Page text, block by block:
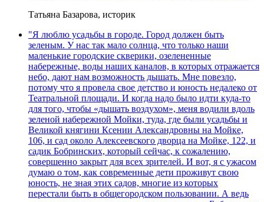
Татьяна Базарова, историк
"Я люблю усадьбы в городе. Город должен быть
зеленым. У нас так мало солнца, что только наши
маленькие городские скверики, озелененные
набережные, воды наших каналов, в которых отражается
небо, дают нам возможность дышать. Мне повезло,
потому что я провела свое детство и юность недалеко от
Театральной площади. И когда надо было идти куда-то
для того, чтобы «дышать воздухом», меня водили вдоль
зеленой набережной Мойки, туда, где были усадьбы и
Великой княгини Ксении Александровны на Мойке,
106, и сад около Алексеевского дворца на Мойке, 122, и
садик Бобринских, который сейчас, к сожалению,
совершенно закрыт для всех зрителей. И вот, я с ужасом
думаю о том, как современные дети проживут свою
юность, не зная этих садов, многие из которых
перестали быть в общегородском пользовании. А ведь